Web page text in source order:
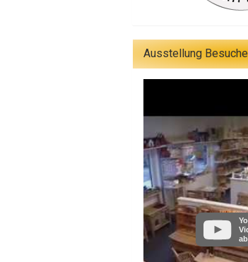
Ausstellung